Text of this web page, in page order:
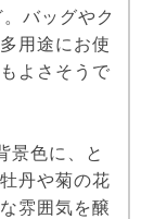
バッグやク
用途にお使
よさそうで
景色に、と
丹や菊の花
雰囲気を醸